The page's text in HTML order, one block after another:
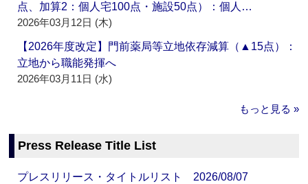
点、加算2：個人宅100点・施設50点）：個人…
2026年03月12日 (木)
【2026年度改定】門前薬局等立地依存減算（▲15点）：
立地から職能発揮へ
2026年03月11日 (水)
もっと見る »
Press Release Title List
プレスリリース・タイトルリスト 2026/08/07